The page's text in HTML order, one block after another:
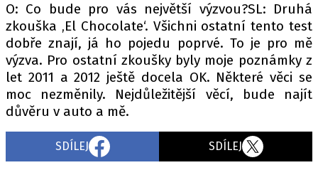
VYDAVATEL
INZERCE
OSOBNÍ ÚDAJE / COOKIES
INCORP MEDIA GROUP s.r.o., IČ: 118 23 054
O: Co bude pro vás největší výzvou?SL: Druhá
zkouška ‚El Chocolate‘. Všichni ostatní tento test
dobře znají, já ho pojedu poprvé. To je pro mě
výzva. Pro ostatní zkoušky byly moje poznámky z
let 2011 a 2012 ještě docela OK. Některé věci se
moc nezměnily. Nejdůležitější věcí, bude najít
důvěru v auto a mě.
SDÍLEJ SDÍLEJ